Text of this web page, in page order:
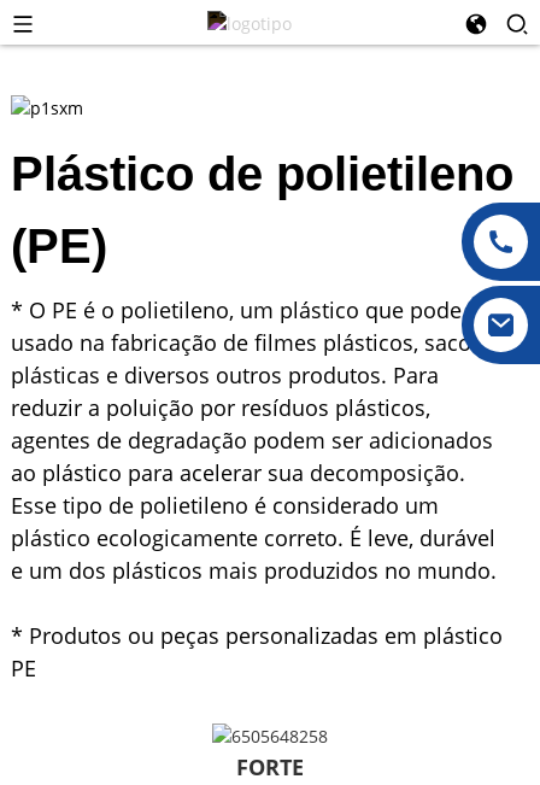
Plástico de polietileno
(PE)
* O PE é o polietileno, um plástico que pode ser
usado na fabricação de filmes plásticos, sacolas
plásticas e diversos outros produtos. Para
reduzir a poluição por resíduos plásticos,
agentes de degradação podem ser adicionados
ao plástico para acelerar sua decomposição.
Esse tipo de polietileno é considerado um
plástico ecologicamente correto. É leve, durável
e um dos plásticos mais produzidos no mundo.
* Produtos ou peças personalizadas em plástico
PE
FORTE